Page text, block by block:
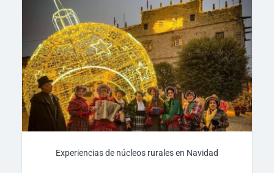
Experiencias de núcleos rurales en Navidad